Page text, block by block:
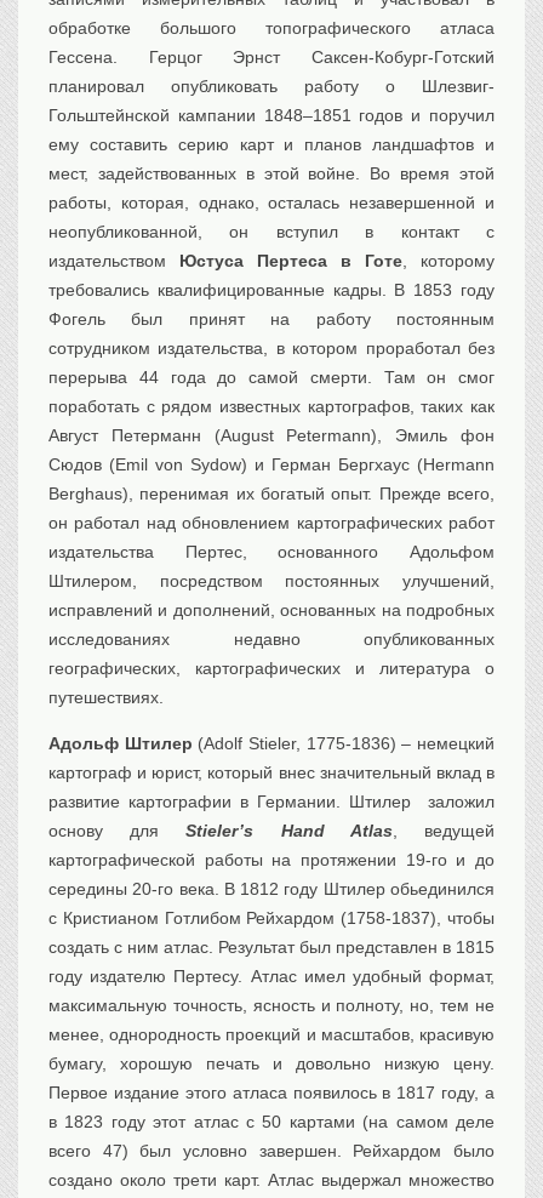
обработке большого топографического атласа
Гессена. Герцог Эрнст Саксен-Кобург-Готский
планировал опубликовать работу о Шлезвиг-
Гольштейнской кампании 1848–1851 годов и поручил
ему составить серию карт и планов ландшафтов и
мест, задействованных в этой войне. Во время этой
работы, которая, однако, осталась незавершенной и
неопубликованной, он вступил в контакт с
издательством Юстуса Пертеса в Готе , которому
требовались квалифицированные кадры. В 1853 году
Фогель был принят на работу постоянным
сотрудником издательства, в котором проработал без
перерыва 44 года до самой смерти. Там он смог
поработать с рядом известных картографов, таких как
Август Петерманн (August Petermann), Эмиль фон
Сюдов (Emil von Sydow) и Герман Бергхаус (Hermann
Berghaus), перенимая их богатый опыт. Прежде всего,
он работал над обновлением картографических работ
издательства Пертес, основанного Адольфом
Штилером, посредством постоянных улучшений,
исправлений и дополнений, основанных на подробных
исследованиях недавно опубликованных
географических, картографических и литература о
путешествиях.
Адольф Штилер (Adolf Stieler, 1775-1836) – немецкий
картограф и юрист, который внес значительный вклад в
развитие картографии в Германии. Штилер заложил
основу дляStieler’s Hand Atlas, ведущей
картографической работы на протяжении 19-го и до
середины 20-го века. В 1812 году Штилер обьединился
с Кристианом Готлибом Рейхардом (1758-1837), чтобы
создать с ним атлас. Результат был представлен в 1815
году издателю Пертесу. Атлас имел удобный формат,
максимальную точность, ясность и полноту, но, тем не
менее, однородность проекций и масштабов, красивую
бумагу, хорошую печать и довольно низкую цену.
Первое издание этого атласа появилось в 1817 году, а
в 1823 году этот атлас с 50 картами (на самом деле
всего 47) был условно завершен. Рейхардом было
создано около трети карт. Атлас выдержал множество